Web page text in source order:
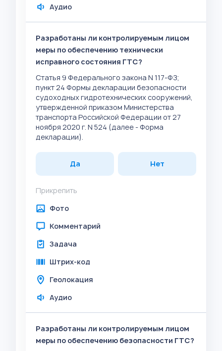
Аудио
Разработаны ли контролируемым лицом
меры по обеспечению технически
исправного состояния ГТС?
Статья 9 Федерального закона N 117-ФЗ;
пункт 24 Формы декларации безопасности
судоходных гидротехнических сооружений,
утвержденной приказом Министерства
транспорта Российской Федерации от 27
ноября 2020 г. N 524 (далее - Форма
декларации).
Да Нет
Прикрепить
Фото
Комментарий
Задача
Штрих-код
Геолокация
Аудио
Разработаны ли контролируемым лицом
меры по обеспечению безопасности ГТС?